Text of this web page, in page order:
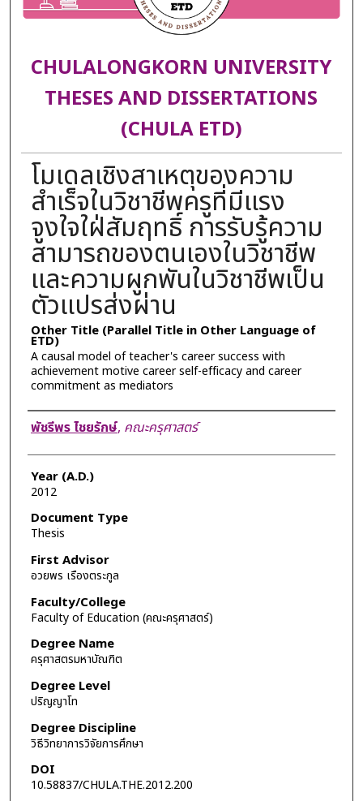
CHULALONGKORN UNIVERSITY
THESES AND DISSERTATIONS
(CHULA ETD)
โมเดลเชิงสาเหตุของความ
สำเร็จในวิชาชีพครูที่มีแรง
จูงใจใฝ่สัมฤทธิ์ การรับรู้ความ
สามารถของตนเองในวิชาชีพ
และความผูกพันในวิชาชีพเป็น
ตัวแปรส่งผ่าน
Other Title (Parallel Title in Other Language of
ETD)
A causal model of teacher's career success with
achievement motive career self-efficacy and career
commitment as mediators
Author
พัชรีพร ไชยรักษ์, คณะครุศาสตร์
Year (A.D.)
2012
Document Type
Thesis
First Advisor
อวยพร เรืองตระกูล
Faculty/College
Faculty of Education (คณะครุศาสตร์)
Degree Name
ครุศาสตรมหาบัณฑิต
Degree Level
ปริญญาโท
Degree Discipline
วิธีวิทยาการวิจัยการศึกษา
DOI
10.58837/CHULA.THE.2012.200